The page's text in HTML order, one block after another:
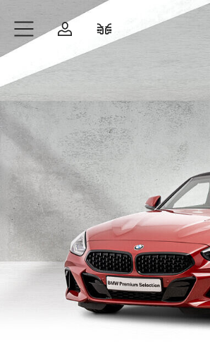
Zum Hauptinhalt springen
AnmeldenFahrzeugvergleich